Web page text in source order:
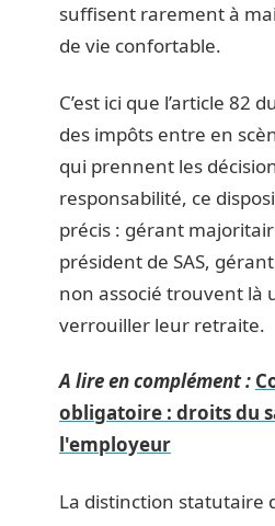
suffisent rarement à
de vie confortable.
C’est ici que l’article 82
des impôts entre en
qui prennent les
responsabilité, ce
précis : gérant
président de SAS,
non associé trouvent là
verrouiller leur retraite.
A lire en complément :
obligatoire : droits du
l'employeur
La distinction statutaire